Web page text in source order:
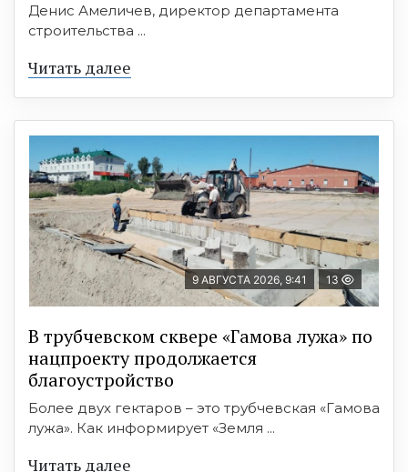
Денис Амеличев, директор департамента
строительства ...
Читать далее
9 АВГУСТА 2026, 9:41 13
В трубчевском сквере «Гамова лужа» по
нацпроекту продолжается
благоустройство
Более двух гектаров – это трубчевская «Гамова
лужа». Как информирует «Земля ...
Читать далее